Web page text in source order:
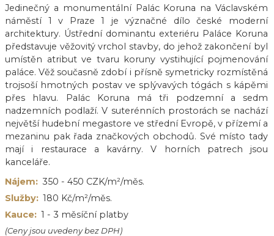
Jedinečný a monumentální Palác Koruna na Václavském
náměstí 1 v Praze 1 je význačné dílo české moderní
architektury. Ústřední dominantu exteriéru Paláce Koruna
představuje věžovitý vrchol stavby, do jehož zakončení byl
umístěn atribut ve tvaru koruny vystihující pojmenování
paláce. Věž současně zdobí i přísně symetricky rozmístěná
trojsoší hmotných postav ve splývavých tógách s kápěmi
přes hlavu. Palác Koruna má tři podzemní a sedm
nadzemních podlaží. V suterénních prostorách se nachází
největší hudební megastore ve střední Evropě, v přízemí a
mezaninu pak řada značkových obchodů. Své místo tady
mají i restaurace a kavárny. V horních patrech jsou
kanceláře.
Nájem: 350 - 450 CZK/m²/měs.
Služby: 180 Kč/m²/měs.
Kauce: 1 - 3 měsíční platby
(Ceny jsou uvedeny bez DPH)